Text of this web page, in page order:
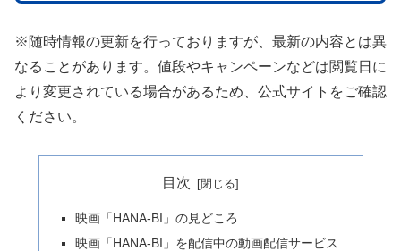
※随時情報の更新を行っておりますが、最新の内容とは異
なることがあります。値段やキャンペーンなどは閲覧日に
より変更されている場合があるため、公式サイトをご確認
ください。
目次
映画「HANA-BI」の見どころ
映画「HANA-BI」を配信中の動画配信サービス